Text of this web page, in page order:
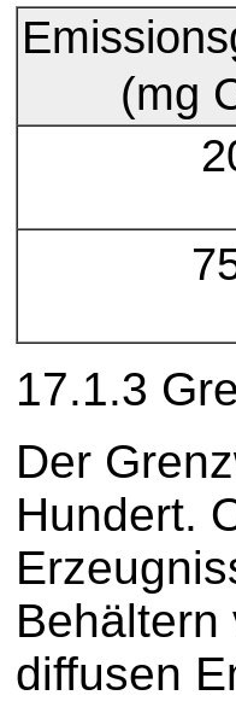
(mg
17.1.3
Der
Hundert.
diffusen